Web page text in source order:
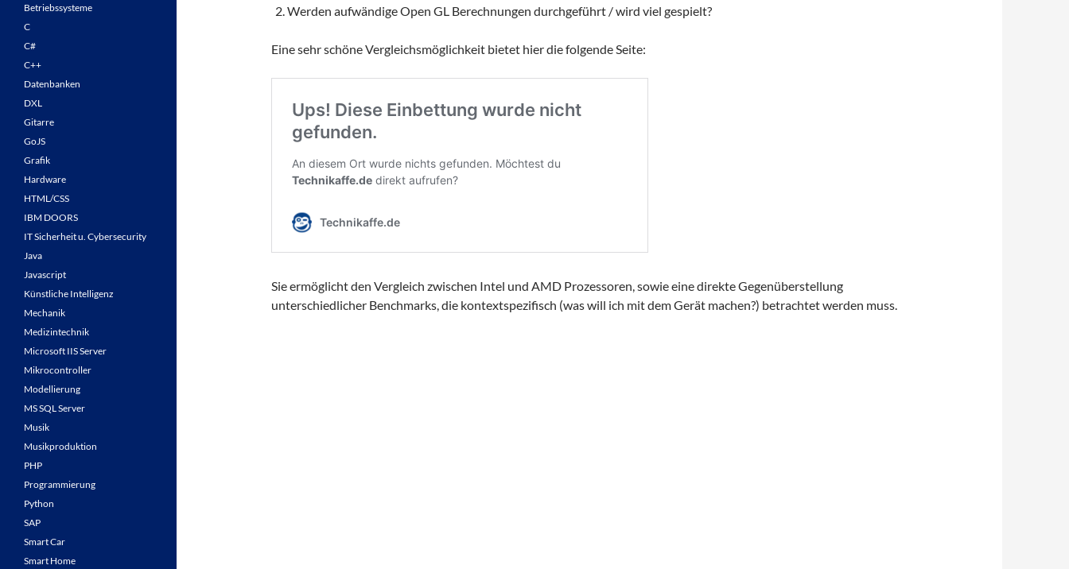
Werden aufwändige Open GL Berechnungen durchgeführt / wird viel gespielt?
Eine sehr schöne Vergleichsmöglichkeit bietet hier die folgende Seite:
Sie ermöglicht den Vergleich zwischen Intel und AMD Prozessoren, sowie eine direkte Gegenüberstellung
unterschiedlicher Benchmarks, die kontextspezifisch (was will ich mit dem Gerät machen?) betrachtet werden muss.
Betriebssysteme
C
C#
C++
Datenbanken
DXL
Gitarre
GoJS
Grafik
Hardware
HTML/CSS
IBM DOORS
IT Sicherheit u. Cybersecurity
Java
Javascript
Künstliche Intelligenz
Mechanik
Medizintechnik
Microsoft IIS Server
Mikrocontroller
Modellierung
MS SQL Server
Musik
Musikproduktion
PHP
Programmierung
Python
SAP
Smart Car
Smart Home